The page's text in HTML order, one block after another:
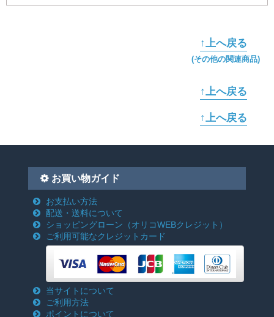
↑上へ戻る
(その他の関連商品)
↑上へ戻る
↑上へ戻る
お買い物ガイド
お支払い方法
配送・送料について
ショッピングローン （オリコWEBクレジット）
ご利用可能なクレジットカード
当サイトについて
ご利用方法
ポイントについて